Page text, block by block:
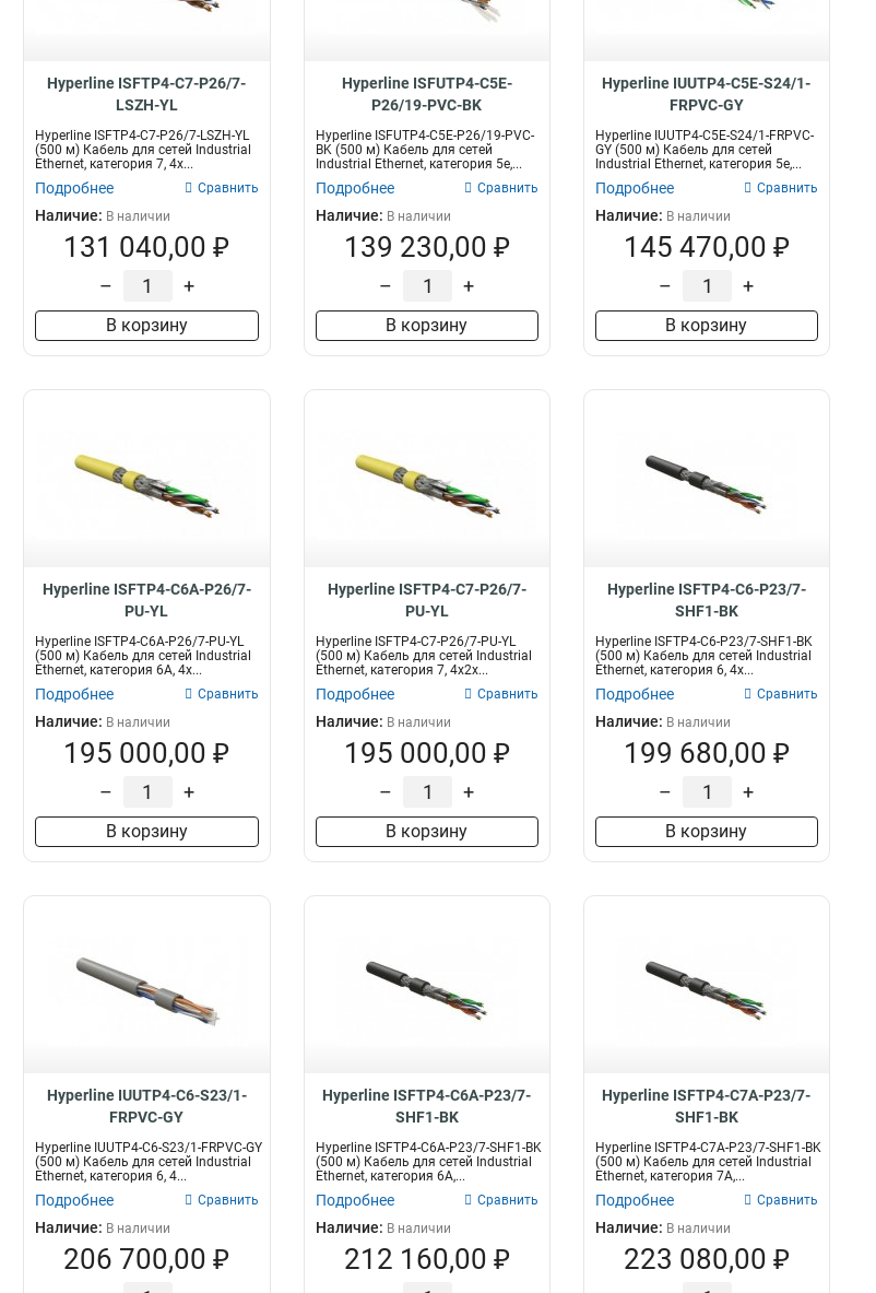
Hyperline ISFTP4-C7-P26/7-
LSZH-YL
Hyperline ISFTP4-C7-P26/7-LSZH-YL
(500 м) Кабель для сетей Industrial
Ethernet, категория 7, 4x...
Подробнее Сравнить
Наличие: В наличии
131 040,00 ₽
– +
В корзину
Hyperline ISFUTP4-C5E-
P26/19-PVC-BK
Hyperline ISFUTP4-C5E-P26/19-PVC-
BK (500 м) Кабель для сетей
Industrial Ethernet, категория 5e,...
Подробнее Сравнить
Наличие: В наличии
139 230,00 ₽
– +
В корзину
Hyperline IUUTP4-C5E-S24/1-
FRPVC-GY
Hyperline IUUTP4-C5E-S24/1-FRPVC-
GY (500 м) Кабель для сетей
Industrial Ethernet, категория 5e,...
Подробнее Сравнить
Наличие: В наличии
145 470,00 ₽
– +
В корзину
Hyperline ISFTP4-C6A-P26/7-
PU-YL
Hyperline ISFTP4-C6A-P26/7-PU-YL
(500 м) Кабель для сетей Industrial
Ethernet, категория 6A, 4x...
Подробнее Сравнить
Наличие: В наличии
195 000,00 ₽
– +
В корзину
Hyperline ISFTP4-C7-P26/7-
PU-YL
Hyperline ISFTP4-C7-P26/7-PU-YL
(500 м) Кабель для сетей Industrial
Ethernet, категория 7, 4x2x...
Подробнее Сравнить
Наличие: В наличии
195 000,00 ₽
– +
В корзину
Hyperline ISFTP4-C6-P23/7-
SHF1-BK
Hyperline ISFTP4-C6-P23/7-SHF1-BK
(500 м) Кабель для сетей Industrial
Ethernet, категория 6, 4x...
Подробнее Сравнить
Наличие: В наличии
199 680,00 ₽
– +
В корзину
Hyperline IUUTP4-C6-S23/1-
FRPVC-GY
Hyperline IUUTP4-C6-S23/1-FRPVC-GY
(500 м) Кабель для сетей Industrial
Ethernet, категория 6, 4...
Подробнее Сравнить
Наличие: В наличии
206 700,00 ₽
Hyperline ISFTP4-C6A-P23/7-
SHF1-BK
Hyperline ISFTP4-C6A-P23/7-SHF1-BK
(500 м) Кабель для сетей Industrial
Ethernet, категория 6A,...
Подробнее Сравнить
Наличие: В наличии
212 160,00 ₽
Hyperline ISFTP4-C7A-P23/7-
SHF1-BK
Hyperline ISFTP4-C7A-P23/7-SHF1-BK
(500 м) Кабель для сетей Industrial
Ethernet, категория 7A,...
Подробнее Сравнить
Наличие: В наличии
223 080,00 ₽